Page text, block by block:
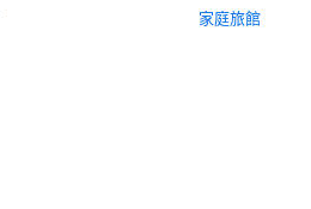
家庭旅館